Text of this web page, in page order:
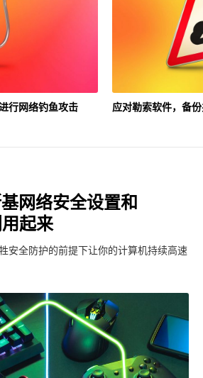
行网络钓鱼攻击 应对勒索软件，备
网络安全设置和
起来
安全防护的前提下让你的计算机持续高速